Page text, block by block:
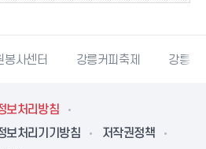
봉사센터 강릉커피축제 강릉과
보처리방침
보처리기기방침
저작권정책